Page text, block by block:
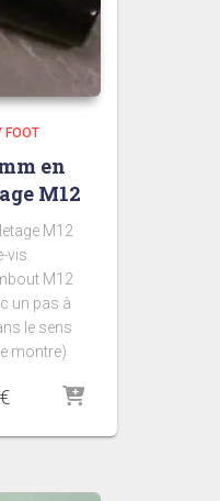
FOOT
en
M12
M12
vis.
M12
un pas à
le sens
montre)
€Plage
prix :
à